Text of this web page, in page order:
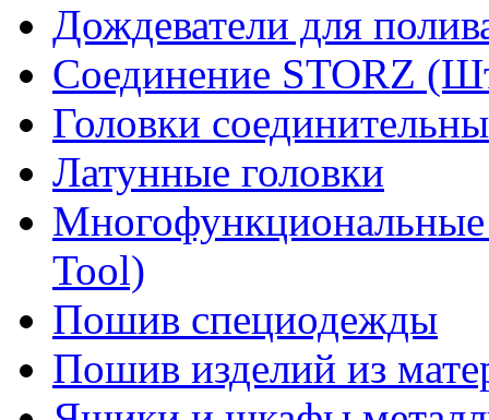
Дождеватели для
Соединение STORZ
Головки
Латунные головки
Tool)
Пошив специодежды
Пошив изделий из